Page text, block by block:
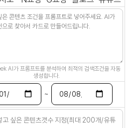
AI가 프롬프트를 분석하여 최적의 검색조건을 자동
생성합니다.
~